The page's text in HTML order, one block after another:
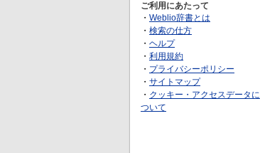
ご利用にあたって
・ Weblio辞書とは
・ 検索の仕方
・ ヘルプ
・ 利用規約
・ プライバシーポリシー
・ サイトマップ
・ クッキー・アクセスデータに
ついて